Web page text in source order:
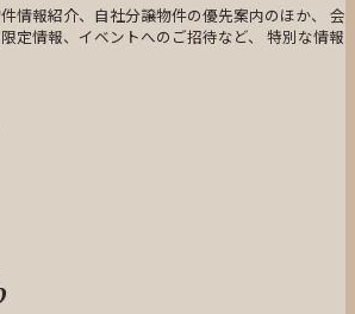
情報紹介、自社分譲物件の優先案内のほか、 会
定情報、イベントへのご招待など、 特別な情報